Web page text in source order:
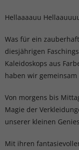
Hellaaaauu
Was für ein
diesjährigen
Kaleidoskops aus
haben wir
Von morgens bis
Magie der
unserer kleinen
Mit ihren